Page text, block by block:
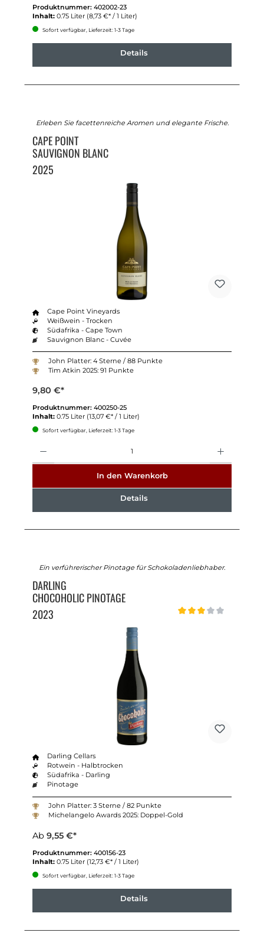
Produktnummer: 402002-23
Inhalt: 0.75 Liter (8,73 €* / 1 Liter)
Sofort verfügbar, Lieferzeit: 1-3 Tage
Details
Erleben Sie facettenreiche Aromen und elegante Frische.
CAPE POINT
SAUVIGNON BLANC
2025
Cape Point Vineyards
Weißwein - Trocken
Südafrika - Cape Town
Sauvignon Blanc - Cuvée
John Platter: 4 Sterne / 88 Punkte
Tim Atkin 2025: 91 Punkte
9,80 €*
Produktnummer: 400250-25
Inhalt: 0.75 Liter (13,07 €* / 1 Liter)
Sofort verfügbar, Lieferzeit: 1-3 Tage
In den Warenkorb
Details
Ein verführerischer Pinotage für Schokoladenliebhaber.
DARLING
CHOCOHOLIC PINOTAGE
2023
Darling Cellars
Rotwein - Halbtrocken
Südafrika - Darling
Pinotage
John Platter: 3 Sterne / 82 Punkte
Michelangelo Awards 2025: Doppel-Gold
Ab 9,55 €*
Produktnummer: 400156-23
Inhalt: 0.75 Liter (12,73 €* / 1 Liter)
Sofort verfügbar, Lieferzeit: 1-3 Tage
Details